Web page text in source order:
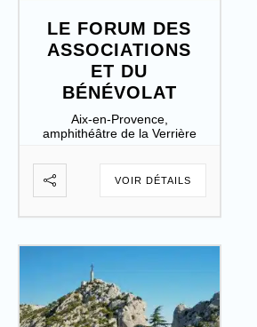
LE FORUM DES
ASSOCIATIONS
ET DU
BÉNÉVOLAT
Aix-en-Provence,
amphithéâtre de la Verrière
VOIR DÉTAILS